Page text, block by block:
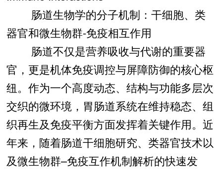
肠道生物学的分子机制：干细胞、类
器官和微生物群-免疫相互作用
肠道不仅是营养吸收与代谢的重要器
官，更是机体免疫调控与屏障防御的核心枢
纽。作为一个高度动态、结构与功能多层次
交织的微环境，胃肠道系统在维持稳态、组
织再生及免疫平衡方面发挥着关键作用。近
年来，随着肠道干细胞研究、类器官技术以
及微生物群–免疫互作机制解析的快速发